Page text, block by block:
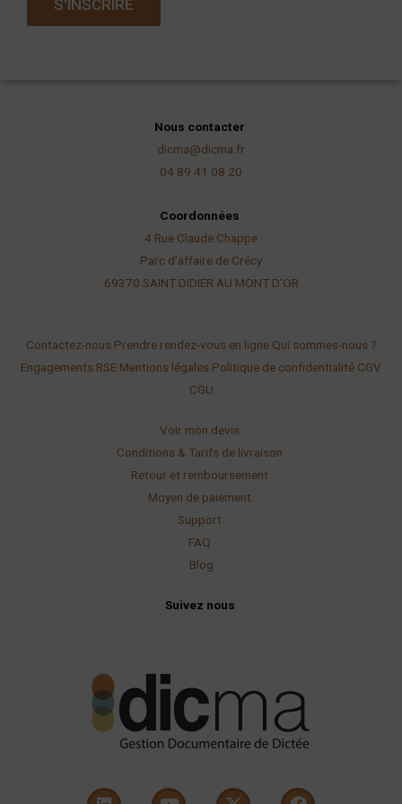
S'INSCRIRE
Nous contacter
dicma@dicma.fr
04 89 41 08 20
Coordonnées
4 Rue Claude Chappe
Parc d’affaire de Crécy
69370 SAINT DIDIER AU MONT D’OR
Contactez-nous Prendre rendez-vous en ligne Qui sommes-nous ?
Engagements RSE Mentions légales Politique de confidentialité CGV
CGU
Voir mon devis
Conditions & Tarifs de livraison
Retour et remboursement
Moyen de paiement
Support
FAQ
Blog
Suivez nous
L
Y
X
F